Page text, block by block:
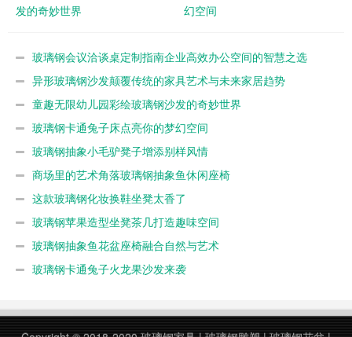
发的奇妙世界
幻空间
玻璃钢会议洽谈桌定制指南企业高效办公空间的智慧之选
异形玻璃钢沙发颠覆传统的家具艺术与未来家居趋势
童趣无限幼儿园彩绘玻璃钢沙发的奇妙世界
玻璃钢卡通兔子床点亮你的梦幻空间
玻璃钢抽象小毛驴凳子增添别样风情
商场里的艺术角落玻璃钢抽象鱼休闲座椅
这款玻璃钢化妆换鞋坐凳太香了
玻璃钢苹果造型坐凳茶几打造趣味空间
玻璃钢抽象鱼花盆座椅融合自然与艺术
玻璃钢卡通兔子火龙果沙发来袭